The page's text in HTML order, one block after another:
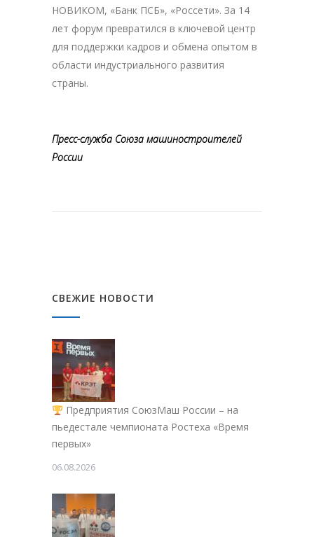
НОВИКОМ, «Банк ПСБ», «Россети». За 14
лет форум превратился в ключевой центр
для поддержки кадров и обмена опытом в
области индустриального развития
страны.
Пресс-служба Союза машиностроителей
России
СВЕЖИЕ НОВОСТИ
Предприятия СоюзМаш России – на
пьедестале чемпионата Ростеха «Время
первых»
06.08.2026